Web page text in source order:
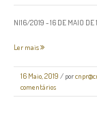
NI16/2019 - 16 DE MAIO DE
Ler mais
16 Maio, 2019 / por
comentários